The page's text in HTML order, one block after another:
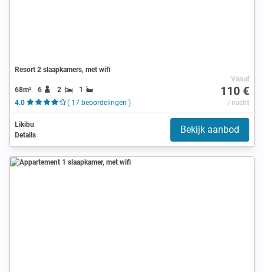
Resort 2 slaapkamers, met wifi
68m² 6 2
1
4.0
( 17 beoordelingen )
Vanaf
110 €
/ nacht
Likibu
Details
Bekijk aanbod